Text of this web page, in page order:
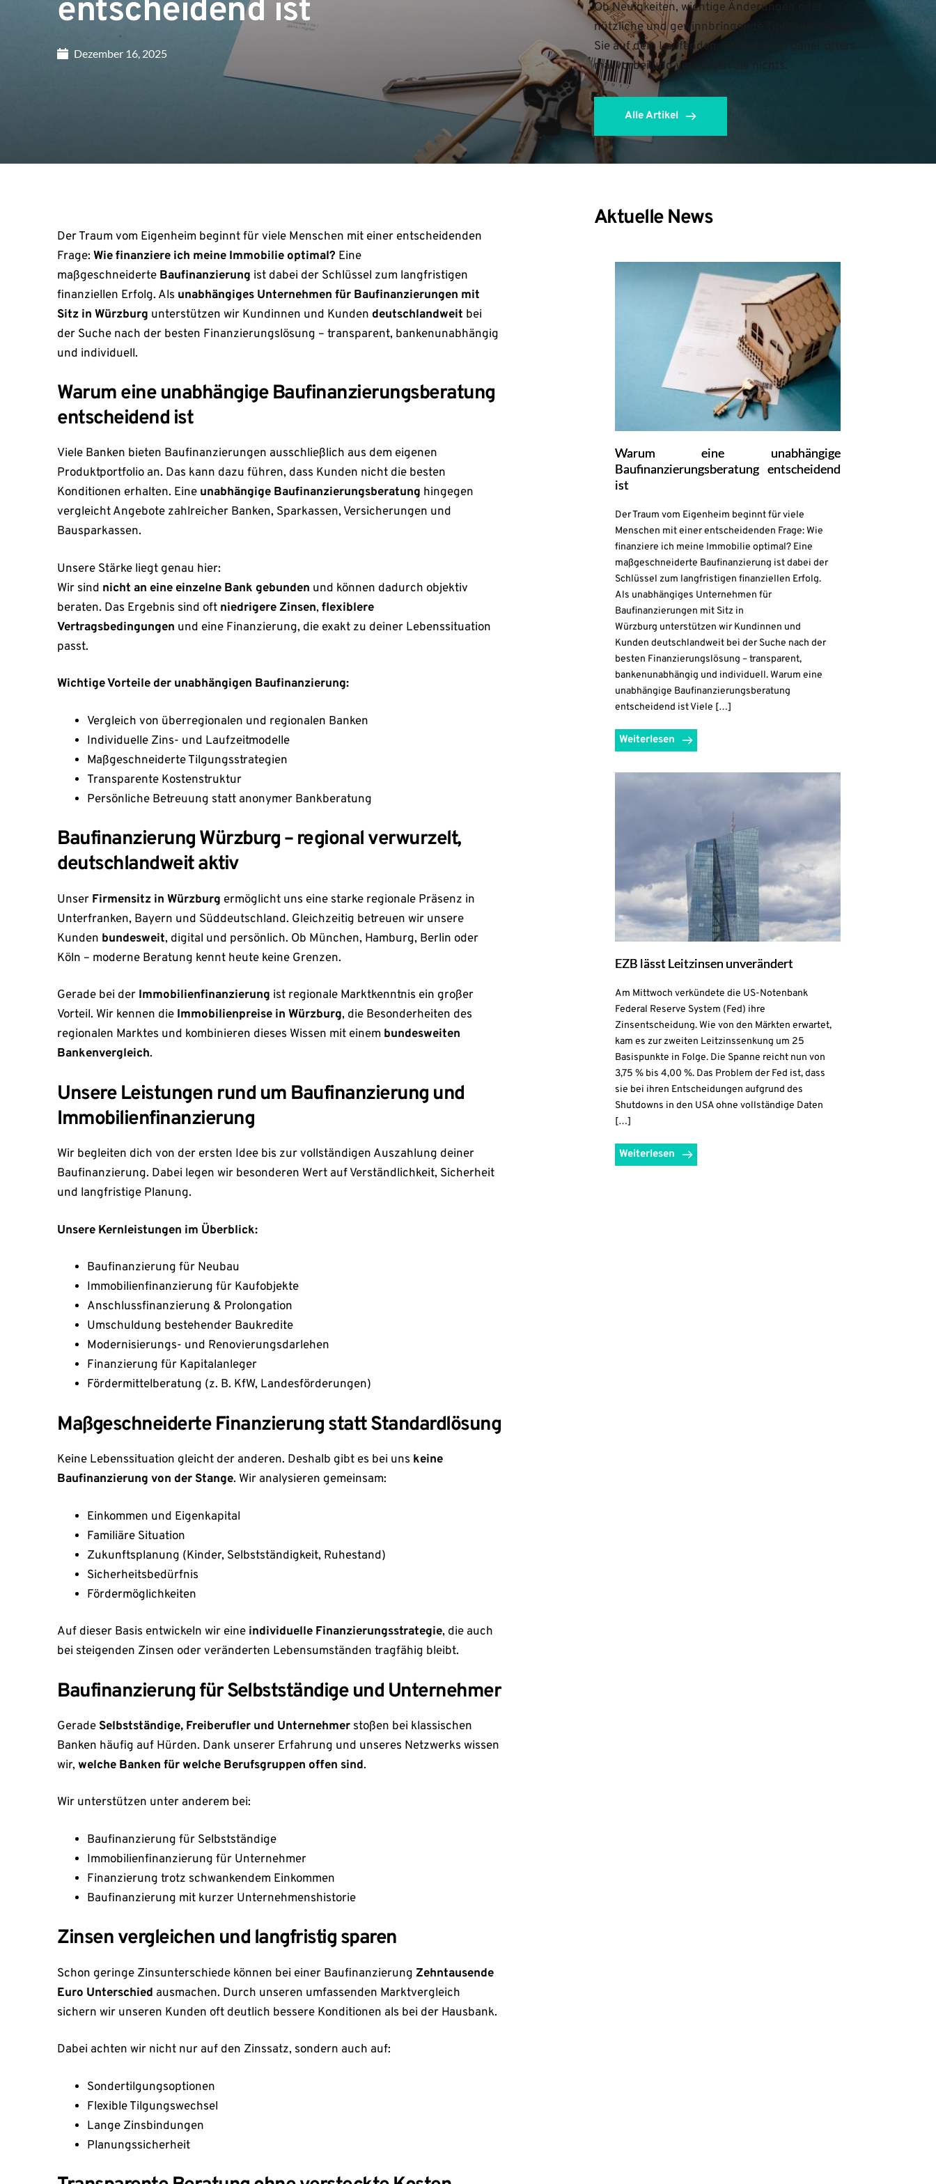
entscheidend ist
Dezember 16, 2025
Ob Neuigkeiten, wichtige Änderungen oder
nützliche und gewinnbringende Tipps, wir halten
Sie auf dem Laufenden. Schauen Sie daher öfters
mal vorbei und verpassen Sie nichts.
Alle Artikel
Der Traum vom Eigenheim beginnt für viele Menschen mit einer entscheidenden
Frage:Wie finanziere ich meine Immobilie optimal? Eine
maßgeschneiderte Baufinanzierung ist dabei der Schlüssel zum langfristigen
finanziellen Erfolg. Als unabhängiges Unternehmen für Baufinanzierungen mit
Sitz in Würzburg unterstützen wir Kundinnen und Kundendeutschlandweit bei
der Suche nach der besten Finanzierungslösung – transparent, bankenunabhängig
und individuell.
Warum eine unabhängige Baufinanzierungsberatung
entscheidend ist
Viele Banken bieten Baufinanzierungen ausschließlich aus dem eigenen
Produktportfolio an. Das kann dazu führen, dass Kunden nicht die besten
Konditionen erhalten. Eine unabhängige Baufinanzierungsberatung hingegen
vergleicht Angebote zahlreicher Banken, Sparkassen, Versicherungen und
Bausparkassen.
Unsere Stärke liegt genau hier:
Wir sind nicht an eine einzelne Bank gebunden und können dadurch objektiv
beraten. Das Ergebnis sind oft niedrigere Zinsen,flexiblere
Vertragsbedingungen und eine Finanzierung, die exakt zu deiner Lebenssituation
passt.
Wichtige Vorteile der unabhängigen Baufinanzierung:
Vergleich von überregionalen und regionalen Banken
Individuelle Zins- und Laufzeitmodelle
Maßgeschneiderte Tilgungsstrategien
Transparente Kostenstruktur
Persönliche Betreuung statt anonymer Bankberatung
Baufinanzierung Würzburg – regional verwurzelt,
deutschlandweit aktiv
Unser Firmensitz in Würzburg ermöglicht uns eine starke regionale Präsenz in
Unterfranken, Bayern und Süddeutschland. Gleichzeitig betreuen wir unsere
Kunden bundesweit, digital und persönlich. Ob München, Hamburg, Berlin oder
Köln – moderne Beratung kennt heute keine Grenzen.
Gerade bei der Immobilienfinanzierung ist regionale Marktkenntnis ein großer
Vorteil. Wir kennen die Immobilienpreise in Würzburg, die Besonderheiten des
regionalen Marktes und kombinieren dieses Wissen mit einem bundesweiten
Bankenvergleich.
Unsere Leistungen rund um Baufinanzierung und
Immobilienfinanzierung
Wir begleiten dich von der ersten Idee bis zur vollständigen Auszahlung deiner
Baufinanzierung. Dabei legen wir besonderen Wert auf Verständlichkeit, Sicherheit
und langfristige Planung.
Unsere Kernleistungen im Überblick:
Baufinanzierung für Neubau
Immobilienfinanzierung für Kaufobjekte
Anschlussfinanzierung & Prolongation
Umschuldung bestehender Baukredite
Modernisierungs- und Renovierungsdarlehen
Finanzierung für Kapitalanleger
Fördermittelberatung (z. B. KfW, Landesförderungen)
Maßgeschneiderte Finanzierung statt Standardlösung
Keine Lebenssituation gleicht der anderen. Deshalb gibt es bei uns keine
Baufinanzierung von der Stange. Wir analysieren gemeinsam:
Einkommen und Eigenkapital
Familiäre Situation
Zukunftsplanung (Kinder, Selbstständigkeit, Ruhestand)
Sicherheitsbedürfnis
Fördermöglichkeiten
Auf dieser Basis entwickeln wir eine individuelle Finanzierungsstrategie, die auch
bei steigenden Zinsen oder veränderten Lebensumständen tragfähig bleibt.
Baufinanzierung für Selbstständige und Unternehmer
Gerade Selbstständige, Freiberufler und Unternehmer stoßen bei klassischen
Banken häufig auf Hürden. Dank unserer Erfahrung und unseres Netzwerks wissen
wir,welche Banken für welche Berufsgruppen offen sind.
Wir unterstützen unter anderem bei:
Baufinanzierung für Selbstständige
Immobilienfinanzierung für Unternehmer
Finanzierung trotz schwankendem Einkommen
Baufinanzierung mit kurzer Unternehmenshistorie
Zinsen vergleichen und langfristig sparen
Schon geringe Zinsunterschiede können bei einer BaufinanzierungZehntausende
Euro Unterschied ausmachen. Durch unseren umfassenden Marktvergleich
sichern wir unseren Kunden oft deutlich bessere Konditionen als bei der Hausbank.
Dabei achten wir nicht nur auf den Zinssatz, sondern auch auf:
Sondertilgungsoptionen
Flexible Tilgungswechsel
Lange Zinsbindungen
Planungssicherheit
Aktuelle News
Warum eine unabhängige
Baufinanzierungsberatung entscheidend
ist
Der Traum vom Eigenheim beginnt für viele
Menschen mit einer entscheidenden Frage: Wie
finanziere ich meine Immobilie optimal? Eine
maßgeschneiderte Baufinanzierung ist dabei der
Schlüssel zum langfristigen finanziellen Erfolg.
Als unabhängiges Unternehmen für
Baufinanzierungen mit Sitz in
Würzburg unterstützen wir Kundinnen und
Kunden deutschlandweit bei der Suche nach der
besten Finanzierungslösung – transparent,
bankenunabhängig und individuell. Warum eine
unabhängige Baufinanzierungsberatung
entscheidend ist Viele […]
Weiterlesen
EZB lässt Leitzinsen unverändert
Am Mittwoch verkündete die US-Notenbank
Federal Reserve System (Fed) ihre
Zinsentscheidung. Wie von den Märkten erwartet,
kam es zur zweiten Leitzinssenkung um 25
Basispunkte in Folge. Die Spanne reicht nun von
3,75 % bis 4,00 %. Das Problem der Fed ist, dass
sie bei ihren Entscheidungen aufgrund des
Shutdowns in den USA ohne vollständige Daten
[…]
Weiterlesen